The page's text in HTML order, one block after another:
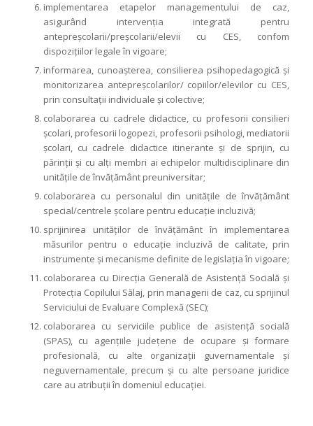
implementarea etapelor managementului de caz,
asigurând intervenţia integrată pentru
antepreşcolarii/preşcolarii/elevii cu CES, confom
dispoziţiilor legale în vigoare;
informarea, cunoaşterea, consilierea psihopedagogică şi
monitorizarea antepreşcolarilor/ copiilor/elevilor cu CES,
prin consultaţii individuale şi colective;
colaborarea cu cadrele didactice, cu profesorii consilieri
şcolari, profesorii logopezi, profesorii psihologi, mediatorii
şcolari, cu cadrele didactice itinerante şi de sprijin, cu
părinţii şi cu alţi membri ai echipelor multidisciplinare din
unităţile de învăţământ preuniversitar;
colaborarea cu personalul din unităţile de învăţământ
special/centrele şcolare pentru educaţie incluzivă;
sprijinirea unităţilor de învăţământ în implementarea
măsurilor pentru o educaţie incluzivă de calitate, prin
instrumente şi mecanisme definite de legislaţia în vigoare;
colaborarea cu Direcţia Generală de Asistenţă Socială şi
Protecţia Copilului Sălaj, prin managerii de caz, cu sprijinul
Serviciului de Evaluare Complexă (SEC);
colaborarea cu serviciile publice de asistenţă socială
(SPAS), cu agenţiile judeţene de ocupare şi formare
profesională, cu alte organizaţii guvernamentale şi
neguvernamentale, precum şi cu alte persoane juridice
care au atribuţii în domeniul educaţiei.